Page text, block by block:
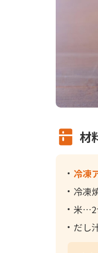
材
冷凍
冷凍
米
だし